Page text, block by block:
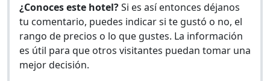
¿Conoces este hotel?Si es así entonces déjanos
tu comentario, puedes indicar si te gustó o no, el
rango de precios o lo que gustes. La información
es útil para que otros visitantes puedan tomar una
mejor decisión.